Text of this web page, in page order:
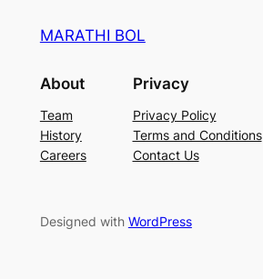
MARATHI BOL
About
Team
History
Careers
Privacy
Privacy Policy
Terms and Conditions
Contact Us
Designed with WordPress